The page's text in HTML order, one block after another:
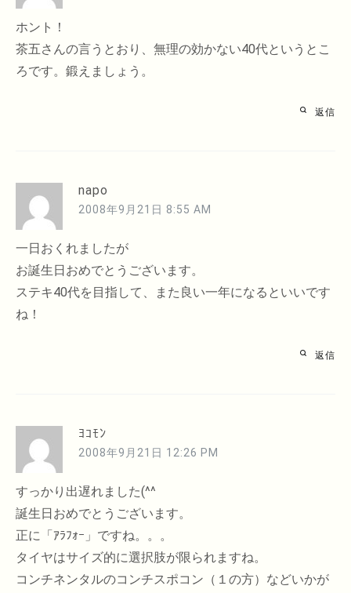
ホント！
茶五さんの言うとおり、無理の効かない40代というとこ
ろです。鍛えましょう。
返信
napo
2008年9月21日 8:55 AM
一日おくれましたが
お誕生日おめでとうございます。
ステキ40代を目指して、また良い一年になるといいです
ね！
返信
ﾖｺﾓﾝ
2008年9月21日 12:26 PM
すっかり出遅れました(^^ゞ
誕生日おめでとうございます。
正に「ｱﾗﾌｫｰ」ですね。。。
タイヤはサイズ的に選択肢が限られますね。
コンチネンタルのコンチスポコン（１の方）などいかが